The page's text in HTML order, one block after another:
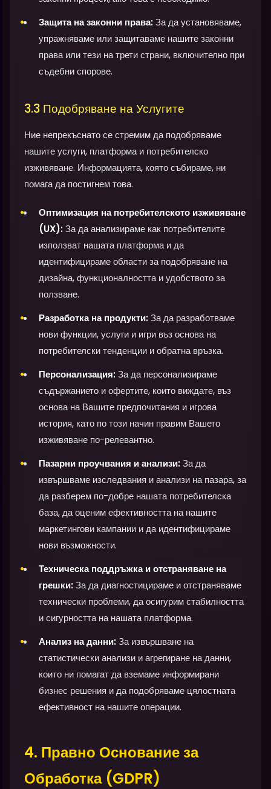
Защита на законни права:За да установяваме,
упражняваме или защитаваме нашите законни
права или тези на трети страни, включително при
съдебни спорове.
3.3 Подобряване на Услугите
Ние непрекъснато се стремим да подобряваме
нашите услуги, платформа и потребителско
изживяване. Информацията, която събираме, ни
помага да постигнем това.
Оптимизация на потребителското изживяване
(UX):За да анализираме как потребителите
използват нашата платформа и да
идентифицираме области за подобряване на
дизайна, функционалността и удобството за
ползване.
Разработка на продукти:За да разработваме
нови функции, услуги и игри въз основа на
потребителски тенденции и обратна връзка.
Персонализация:За да персонализираме
съдържанието и офертите, които виждате, въз
основа на Вашите предпочитания и игрова
история, като по този начин правим Вашето
изживяване по-релевантно.
Пазарни проучвания и анализи:За да
извършваме изследвания и анализи на пазара, за
да разберем по-добре нашата потребителска
база, да оценим ефективността на нашите
маркетингови кампании и да идентифицираме
нови възможности.
Техническа поддръжка и отстраняване на
грешки:За да диагностицираме и отстраняваме
технически проблеми, да осигурим стабилността
и сигурността на нашата платформа.
Анализ на данни:За извършване на
статистически анализи и агрегиране на данни,
които ни помагат да вземаме информирани
бизнес решения и да подобряваме цялостната
ефективност на нашите операции.
4. Правно Основание за
Обработка (GDPR)